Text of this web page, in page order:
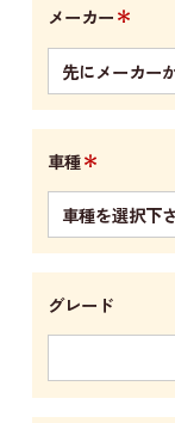
メーカー＊
車種＊
グレード